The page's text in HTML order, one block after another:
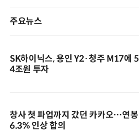
주요뉴스
SK하이닉스, 용인 Y2·청주 M17에 5
4조원 투자
창사 첫 파업까지 갔던 카카오…연봉
6.3% 인상 합의